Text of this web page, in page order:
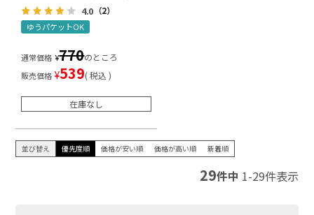
4.0 （2）
ゆうパケットOK
通常価格 ¥770のところ
販売価格 ¥539 税込
在庫なし
並び替え 優先度順 価格が安い順 価格が高い順 新着順
29件中 1-29件表示